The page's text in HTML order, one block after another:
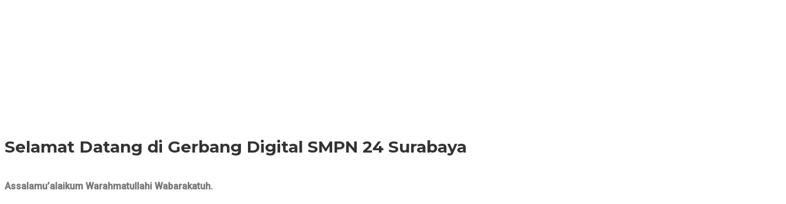
Selamat Datang di Gerbang Digital SMPN 24 Surabaya
Assalamu’alaikum Warahmatullahi Wabarakatuh.